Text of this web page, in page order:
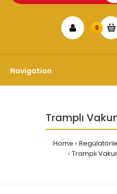
0
Navigation
Tramplı
Home
Tramplı